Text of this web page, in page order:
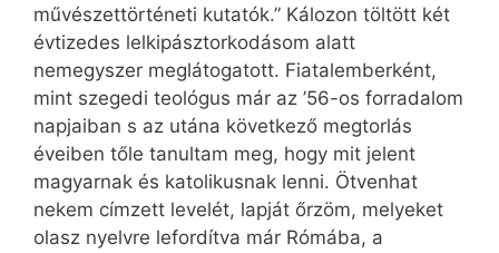
művészettörténeti kutatók.” Kálozon töltött két
évtizedes lelkipásztorkodásom alatt
nemegyszer meglátogatott. Fiatalemberként,
mint szegedi teológus már az ’56-os forradalom
napjaiban s az utána következő megtorlás
éveiben tőle tanultam meg, hogy mit jelent
magyarnak és katolikusnak lenni. Ötvenhat
nekem címzett levelét, lapját őrzöm, melyeket
olasz nyelvre lefordítva már Rómába, a